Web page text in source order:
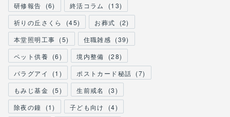
研修報告
(6) 終活コラム (13)
祈りの丘さくら
(45) お葬式 (2)
本堂照明工事 (5) 住職雑感 (39)
ペット供養 (6) 境内整備 (28)
パラグアイ
(1 ) ポストカード秘話 (7)
もみじ基金 (5) 生前戒名 (3)
除夜の鐘
(1) 子ども向け (4)